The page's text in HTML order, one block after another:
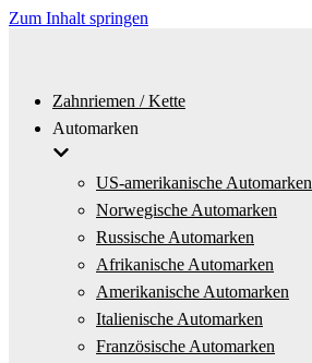
Zum Inhalt springen
Zahnriemen / Kette
Automarken
US-amerikanische Automarken
Norwegische Automarken
Russische Automarken
Afrikanische Automarken
Amerikanische Automarken
Italienische Automarken
Französische Automarken